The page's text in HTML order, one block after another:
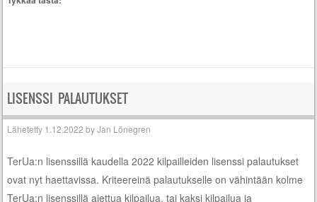
LISENSSI PALAUTUKSET
Lähetetty 1.12.2022 byJan Lönegren
TerUa:n lisenssillä kaudella 2022 kilpailleiden lisenssi palautukset
ovat nyt haettavissa. Kriteereinä palautukselle on vähintään kolme
TerUa:n lisenssillä ajettua kilpailua, tai kaksi kilpailua ja